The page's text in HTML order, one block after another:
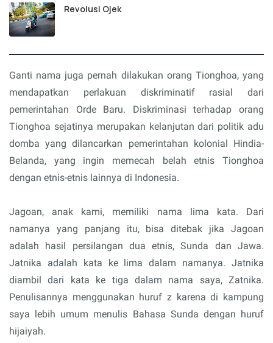
Revolusi Ojek
Ganti nama juga pernah dilakukan orang Tionghoa, yang
mendapatkan perlakuan diskriminatif rasial dari
pemerintahan Orde Baru. Diskriminasi terhadap orang
Tionghoa sejatinya merupakan kelanjutan dari politik adu
domba yang dilancarkan pemerintahan kolonial Hindia-
Belanda, yang ingin memecah belah etnis Tionghoa
dengan etnis-etnis lainnya di Indonesia.
Jagoan, anak kami, memiliki nama lima kata. Dari
namanya yang panjang itu, bisa ditebak jika Jagoan
adalah hasil persilangan dua etnis, Sunda dan Jawa.
Jatnika adalah kata ke lima dalam namanya. Jatnika
diambil dari kata ke tiga dalam nama saya, Zatnika.
Penulisannya menggunakan huruf z karena di kampung
saya lebih umum menulis Bahasa Sunda dengan huruf
hijaiyah.